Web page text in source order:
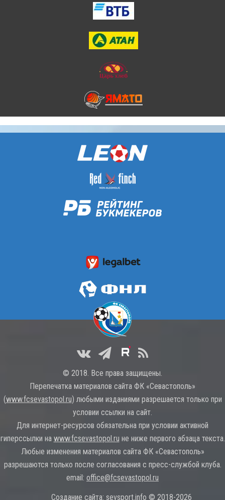
© 2018. Все права защищены.
Перепечатка материалов сайта ФК «Севастополь»
(www.fcsevastopol.ru) любыми изданиями разрешается только при
условии ссылки на сайт.
Для интернет-ресурсов обязательна при условии активной
гиперссылки на www.fcsevastopol.ru не ниже первого абзаца текста.
Любые изменения материалов сайта ФК «Севастополь»
разрешаются только после согласования с пресс-службой клуба.
email: office@fcsevastopol.ru
Создание сайта: sevsport.info © 2018-2026